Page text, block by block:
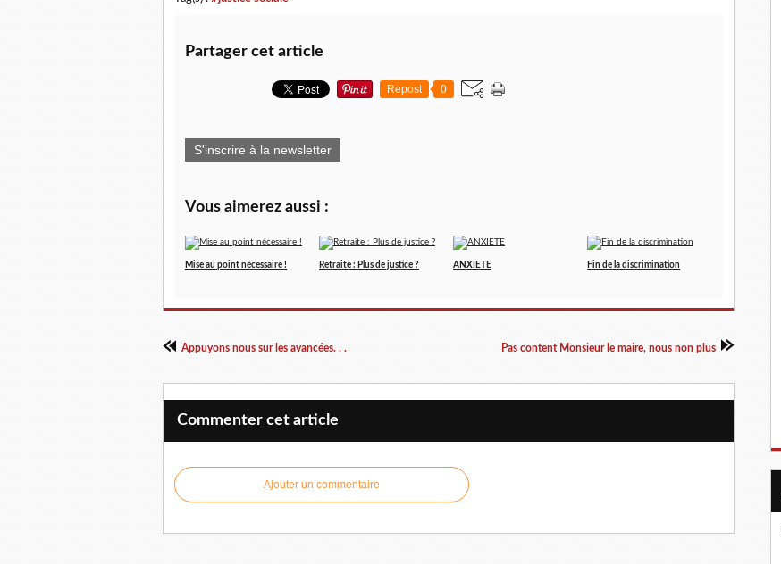
Partager cet article
Repost 0
S'inscrire à la newsletter
Vous aimerez aussi :
Mise au point nécessaire ! Retraite : Plus de justice ? ANXIETE Fin de la discrimination
Appuyons nous sur les avancées. . . Pas content Monsieur le maire, nous non plus
Commenter cet article
Ajouter un commentaire